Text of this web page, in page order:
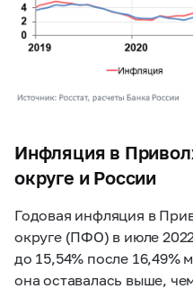
Инфляция в
округе и России
Годовая инфляция в
округе (ПФО) в июле
до 15,54% после 16,49%
она оставалась выше,